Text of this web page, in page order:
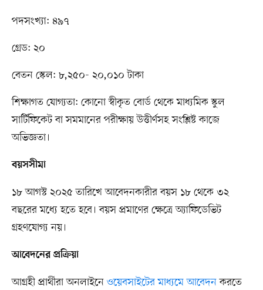
পদসংখ্যা: ৪৯৭
গ্রেড: ২০
বেতন স্কেল: ৮,২৫০- ২০,০১০ টাকা
শিক্ষাগত যোগ্যতা: কোনো স্বীকৃত বোর্ড থেকে মাধ্যমিক স্কুল
সার্টিফিকেট বা সমমানের পরীক্ষায় উত্তীর্ণসহ সংশ্লিষ্ট কাজে
অভিজ্ঞতা।
বয়সসীমা
১৮ আগস্ট ২০২৫ তারিখে আবেদনকারীর বয়স ১৮ থেকে ৩২
বছরের মধ্যে হতে হবে। বয়স প্রমাণের ক্ষেত্রে অ্যাফিডেভিট
গ্রহণযোগ্য নয়।
আবেদনের প্রক্রিয়া
আগ্রহী প্রার্থীরা অনলাইনে ওয়েবসাইটের মাধ্যমে আবেদনকরতে